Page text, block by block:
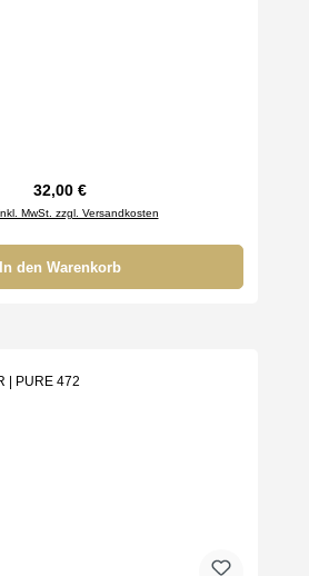
Regulärer Preis:
32,00 €
MwSt. zzgl. Versandkosten
In den Warenkorb